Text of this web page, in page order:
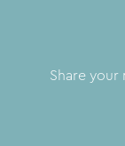
Share